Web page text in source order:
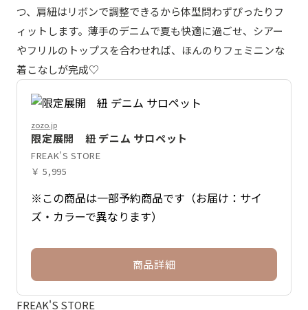
つ、肩紐はリボンで調整できるから体型問わずぴったりフ
ィットします。薄手のデニムで夏も快適に過ごせ、シアー
やフリルのトップスを合わせれば、ほんのりフェミニンな
着こなしが完成♡
zozo.jp
限定展開 紐 デニム サロペット
FREAK'S STORE
￥ 5,995
※この商品は一部予約商品です（お届け：サイ
ズ・カラーで異なります）
商品詳細
FREAK'S STORE